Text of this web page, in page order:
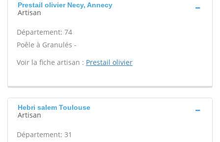
Prestail olivier Necy, Annecy
Artisan
Département: 74
Poêle à Granulés -
Voir la fiche artisan : Prestail olivier
Hebri salem Toulouse
Artisan
Département: 31